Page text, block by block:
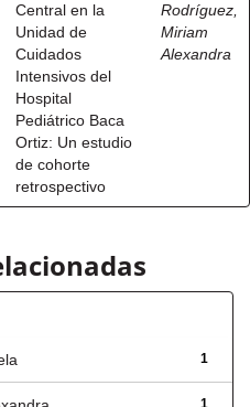
Central en la
Unidad de
Cuidados
Intensivos del
Hospital
Pediátrico Baca
Ortiz: Un estudio
de cohorte
retrospectivo
Rodríguez,
Miriam
Alexandra
1
1